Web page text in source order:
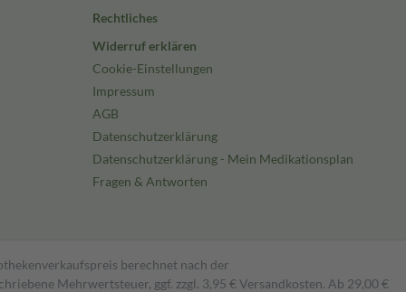
Rechtliches
Widerruf erklären
Cookie-Einstellungen
Impressum
AGB
Datenschutzerklärung
Datenschutzerklärung - Mein Medikationsplan
Fragen & Antworten
berechnet nach der
Mehrwertsteuer, ggf. zzgl. 3,95 € Versandkosten. Ab 29,00 €